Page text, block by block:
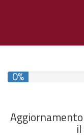
E' stato
0%